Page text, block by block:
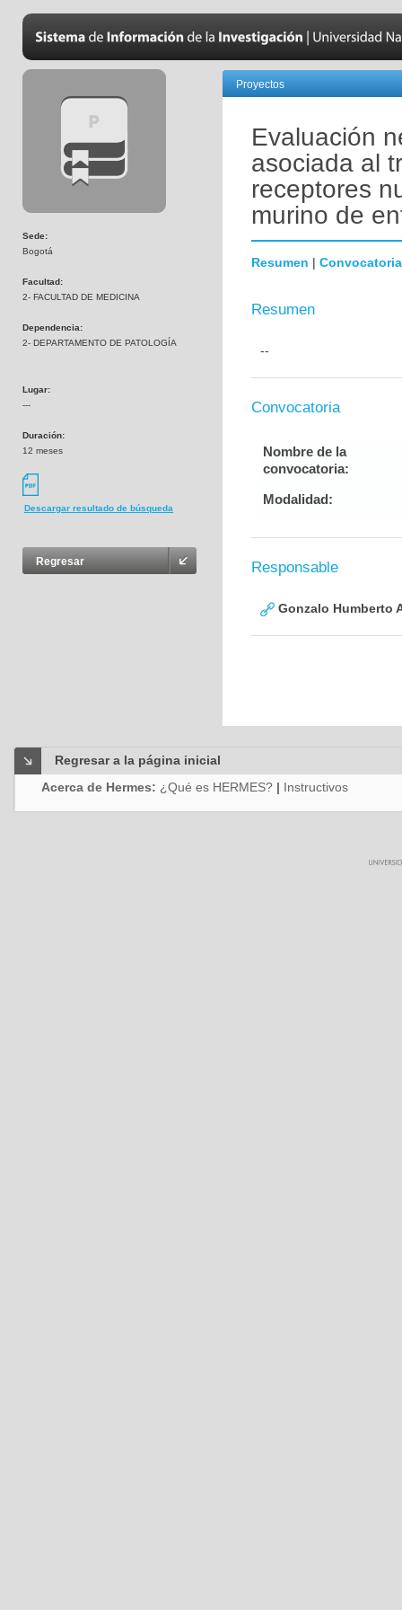
Sede:
Bogotá
Facultad:
2- FACULTAD DE MEDICINA
Dependencia:
2- DEPARTAMENTO DE PATOLOGÍA
Lugar:
---
Duración:
12 meses
Descargar resultado de búsqueda
Regresar
Proyectos
Evaluación
asociada al
receptores
murino de
Resumen | Convocatoria
Resumen
--
Convocatoria
Nombre de la
convocatoria:
Modalidad:
Responsable
Gonzalo Humberto
Regresar a la página inicial
Acerca de Hermes: ¿Qué es HERMES? | Instructivos